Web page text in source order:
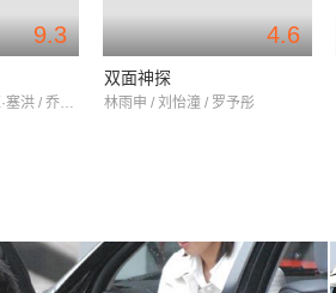
9.3
鲍勃·奥登科克 / 蕾亚·塞洪 / 乔纳森·班克斯
4.6
双面神探
林雨申 / 刘怡潼 / 罗予彤